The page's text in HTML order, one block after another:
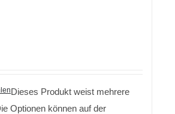
Dieses Produkt weist mehrere
Optionen können auf der